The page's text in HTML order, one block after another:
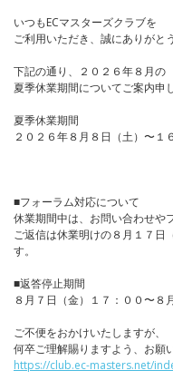
いつもECマスターズクラブを
ご利用いただき、誠にありがと
下記の通り、２０２６年８月の
夏季休業期間についてご案内申
夏季休業期間
２０２６年８月８日（土）〜１
■フォーラム対応について
休業期間中は、お問い合わせや
ご返信は休業明けの８月１７日
す。
■返答停止期間
８月７日（金）１７：００〜８
ご不便をおかけいたしますが、
何卒ご理解賜りますよう、お願
https://club.ec-masters.net/